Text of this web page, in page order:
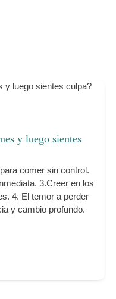
y luego sientes
comer sin control.
3.Creer en los
4. El temor a perder
y cambio profundo.